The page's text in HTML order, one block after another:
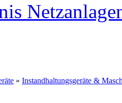
» Instandhaltungsgeräte &